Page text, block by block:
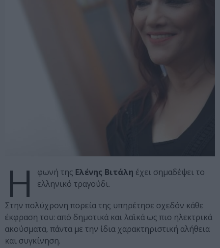
Η φωνή της Ελένης Βιτάλη έχει σημαδέψει το
ελληνικό τραγούδι.
Στην πολύχρονη πορεία της υπηρέτησε σχεδόν κάθε
έκφραση του: από δημοτικά και λαϊκά ως πιο ηλεκτρικά
ακούσματα, πάντα με την ίδια χαρακτηριστική αλήθεια
και συγκίνηση.